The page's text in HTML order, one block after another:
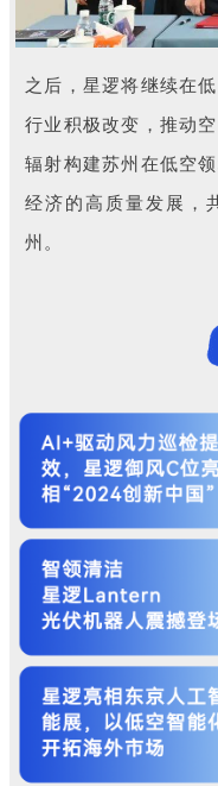
之后，星逻将继续在
行业积极改变，推动
辐射构建苏州在低空
经济的高质量发展，
州。